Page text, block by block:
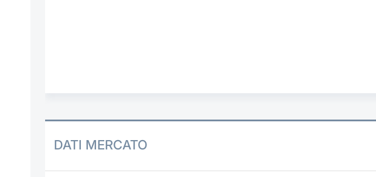
DATI MERCATO